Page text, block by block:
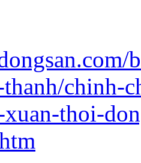
chinh-
thoi-